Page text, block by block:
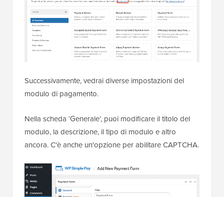
Successivamente, vedrai diverse impostazioni del
modulo di pagamento.
Nella scheda ‘Generale’, puoi modificare il titolo del
modulo, la descrizione, il tipo di modulo e altro
ancora. C'è anche un'opzione per abilitare CAPTCHA.